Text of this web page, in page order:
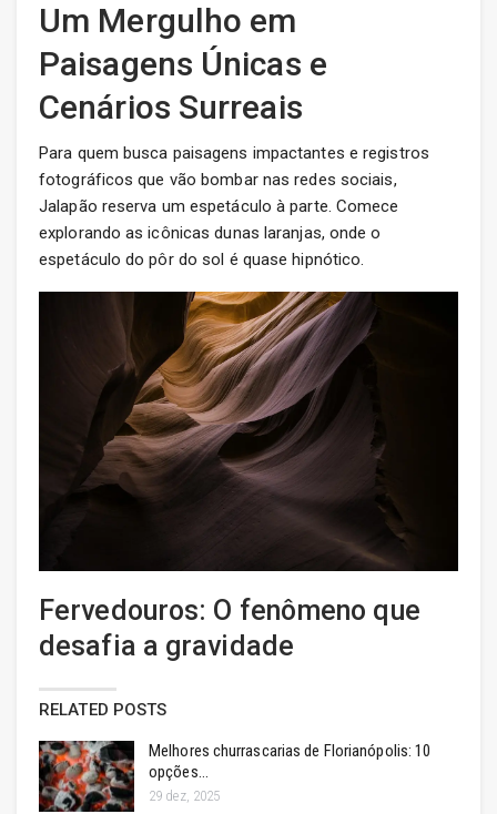
Um Mergulho em
Paisagens Únicas e
Cenários Surreais
Para quem busca paisagens impactantes e registros
fotográficos que vão bombar nas redes sociais,
Jalapão reserva um espetáculo à parte. Comece
explorando as icônicas dunas laranjas, onde o
espetáculo do pôr do sol é quase hipnótico.
Fervedouros: O fenômeno que
desafia a gravidade
RELATED POSTS
Melhores churrascarias de Florianópolis: 10
opções…
29 dez, 2025